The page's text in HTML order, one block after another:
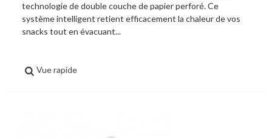
technologie de double couche de papier perforé. Ce
système intelligent retient efficacement la chaleur de vos
snacks tout en évacuant...
Vue rapide